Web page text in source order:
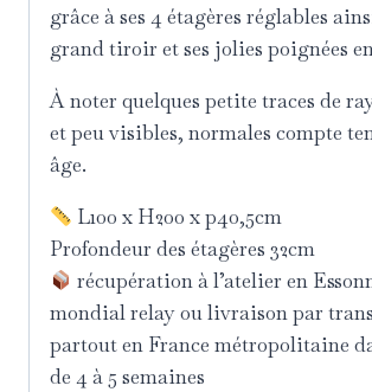
grâce à ses 4 étagères réglables
grand tiroir et ses jolies poignées
À noter quelques petite traces de
et peu visibles, normales compte
âge.
L100 x H200 x p40,5cm
Profondeur des étagères 32cm
récupération à l’atelier en
mondial relay ou livraison par
partout en France métropolitaine
de 4 à 5 semaines